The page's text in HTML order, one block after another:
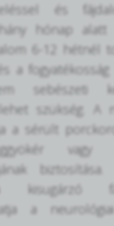
és
hónap alatt
6-12 hétnél
a
sebészeti
szükség. A
a sérült
vagy a
kisugárzó
a